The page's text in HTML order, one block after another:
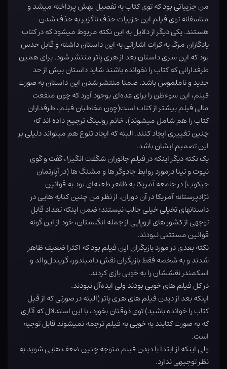
من جزییاتی بود که توی کتاب به تفصیل بهش پرداخته میشد و
متاسفانه توی فیلم این جزییات حذف ناگزیر به حذف شدن
هستند. یکی دیگر از دلایل به این نکته مربوط میشود که در کتاب
یادگاران مرگ به کرات اشاراتی به این داستان داشته و قابل حدس
بود که این سری داستان بعد از هری پاتر منتشر شود. برای همین
طرفدارانی که کتاب را نخوانده باشند شاید داستان بیش از حد
جدید و ناملموس باشد. ضمنا منتشر شدن این داستان به صورت
فیلم، این سوءظن را برای عده‌ای بوجود آورد که چون منفعت
مالی فیلم بیشتر از کتاب است(چون مخاطبان فیلم، طرفداران
کتاب را هم شامل میشوند)، خانم رولینگ ترجیح داده اند که
چنین تغییری ایجاد کنند. البته که ایجاد تنوع هم میتواند دلیلی بر
این تصمیم ایشان باشد.
یک نکته دیگر اینکه در فیلم جانوران شگفت انگیز۱، گفت و گوی
نیوت و تینا درمورد روابط جادوگر ها و مشنگ ها (در آپارتمان
جیکوب) در جامعه آمریکا به ظاهر طعنه‌ای بود به قوانین
نژادپرستانه آمریکا در آن دوران. از نظر من چنین کنایه هایی در
داستانهای تخیلی خیلی جالب نیستند؛ ضمن اینکه تعداد قابل
توجهی از کشور های اروپایی از جمله انگلستان، خود از این گونه
قوانین مستثنی نبودند.
نکته بعدی در مورد بازیگران این فیلم بود که اکثرا ضعیف ظاهر
شدند و به شخصه فقط بازیگران نقش دامبلدور، گریندل‌والد و
اسکمندر نقششان را به خوبی بازی کردند.
در کل فیلم های خوبی بودند ولی ایده‌آل نبودند.
اینکه بعد از دیدن فیلم های هری پاتر (البته در صورتی که از قبل
کتاب را خوانده باشید) توی ذوقتان بخورد، با این استدلال که آثاری
که به صورت کتابند به خوبی به فیلم ترجمه نمیشوند قابل توجیه
است.
ولی اینکه از ابتدا با دیدن فیلم متوجه چنین ضعف هایی شوید به
نظر توجیهی ندارد.